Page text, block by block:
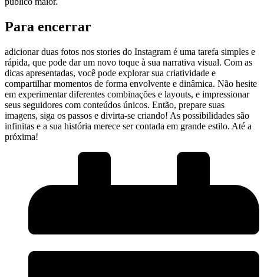
Para encerrar
adicionar duas fotos ‍nos stories do Instagram⁢ é uma tarefa simples e‌
rápida, que pode dar um novo toque à sua narrativa visual. Com as
dicas apresentadas, você⁢ pode explorar sua criatividade e
compartilhar⁤ momentos de ⁢forma envolvente e dinâmica. Não hesite
em experimentar diferentes combinações e layouts, e impressionar
seus seguidores com conteúdos únicos. Então, prepare suas
imagens, ⁤siga os passos e divirta-se criando! As possibilidades‌ são
‌infinitas e a ‌sua história merece ser ​contada em grande estilo. Até ⁣a
próxima!